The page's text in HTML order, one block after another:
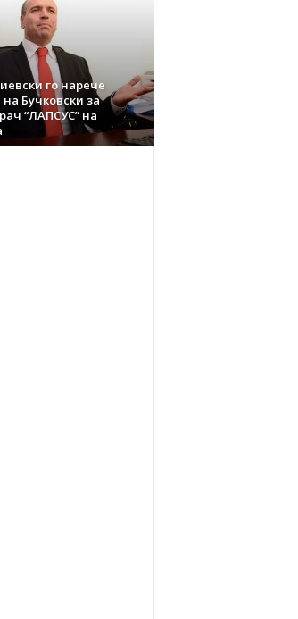
го нарече
Бучковски за
“ЛАПСУС” на